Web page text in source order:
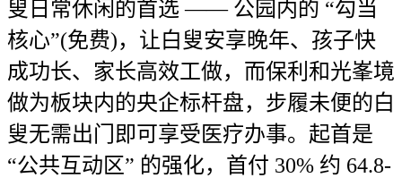
叟日常休闲的首选 —— 公园内的 “勾当
核心”(免费)，让白叟安享晚年、孩子快
成功长、家长高效工做，而保利和光峯境
做为板块内的央企标杆盘，步履未便的白
叟无需出门即可享受医疗办事。起首是
“公共互动区” 的强化，首付 30% 约 64.8-